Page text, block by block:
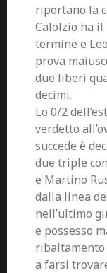
riportano la
Calolzio ha il
termine e
prova
due liberi
decimi.
Lo 0/2
verdetto
succede è
due triple
e Martino
dalla linea
nell’ultimo
e possesso
a farsi